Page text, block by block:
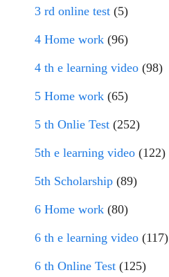
3 rd online test (5)
4 Home work (96)
4 th e learning video (98)
5 Home work (65)
5 th Onlie Test (252)
5th e learning video (122)
5th Scholarship (89)
6 Home work (80)
6 th e learning video (117)
6 th Online Test (125)